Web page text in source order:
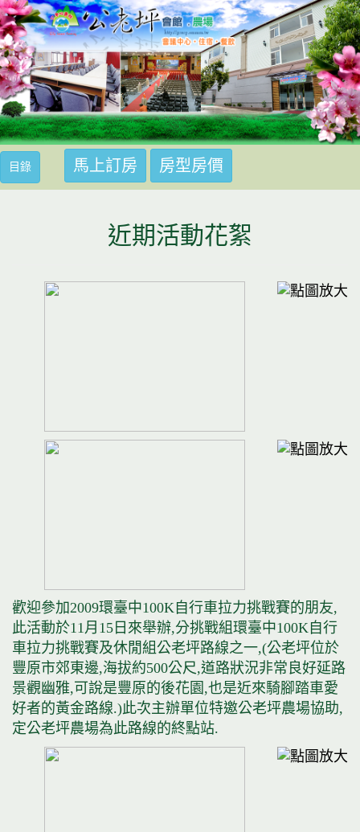
目錄馬上訂房馬上訂房 房型房價
近期活動花絮
歡迎參加2009環臺中100K自行車拉力挑戰賽的朋友,
此活動於11月15日來舉辦,分挑戰組環臺中100K自行
車拉力挑戰賽及休閒組公老坪路線之一,(公老坪位於
豐原市郊東邊,海拔約500公尺,道路狀況非常良好延路
景觀幽雅,可說是豐原的後花園,也是近來騎腳踏車愛
好者的黃金路線.)此次主辦單位特邀公老坪農場協助,
定公老坪農場為此路線的終點站.